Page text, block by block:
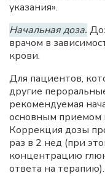
указания».
Начальная доза.
врачом в
крови.
Для пациентов,
другие
рекомендуемая
основным приемом
Коррекция дозы
раз в 2 нед (при
концентрацию
ответа на терапию).